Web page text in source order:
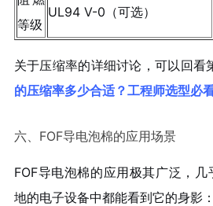
等级
UL94 V-0（可选）
关于压缩率的详细讨论，可以回看
的压缩率多少合适？工程师选型必看
六、FOF导电泡棉的应用场景
FOF导电泡棉的应用极其广泛，
地的电子设备中都能看到它的身影：